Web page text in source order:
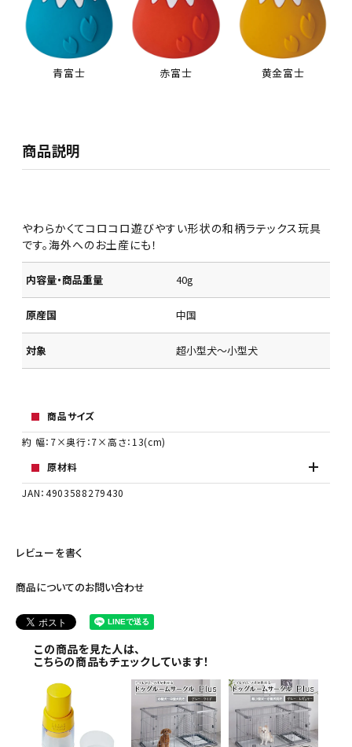
青富士 赤富士 黄金富士
商品説明
やわらかくてコロコロ遊びやすい形状の和柄ラテックス玩具
です。海外へのお土産にも！
内容量・商品重量 40g
原産国 中国
対象 超小型犬～小型犬
商品サイズ
約 幅：7×奥行：7×高さ：13(cm)
原材料
JAN：4903588279430
レビューを書く
商品についてのお問い合わせ
この商品を見た人は、
こちらの商品もチェックしています！